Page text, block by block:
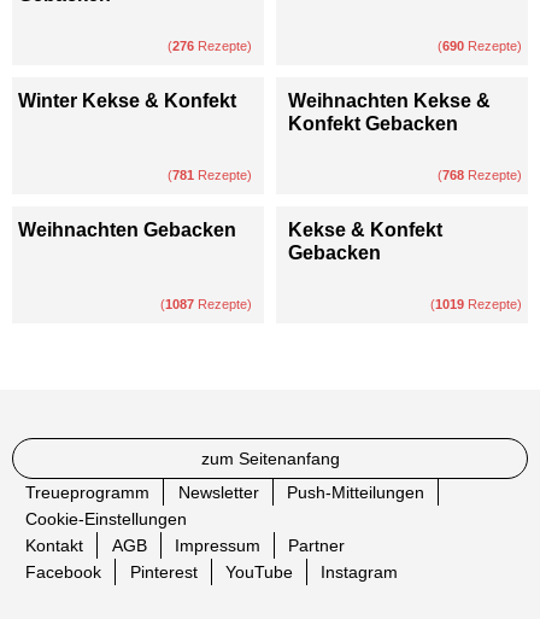
(276 Rezepte) (690 Rezepte)
Winter Kekse & Konfekt
(781 Rezepte)
Weihnachten Kekse &
Konfekt Gebacken
(768 Rezepte)
Weihnachten Gebacken
(1087 Rezepte)
Kekse & Konfekt
Gebacken
(1019 Rezepte)
zum Seitenanfang
Treueprogramm
Newsletter
Push-Mitteilungen
Cookie-Einstellungen
Kontakt
AGB Impressum
Partner
Facebook
Pinterest YouTube Instagram